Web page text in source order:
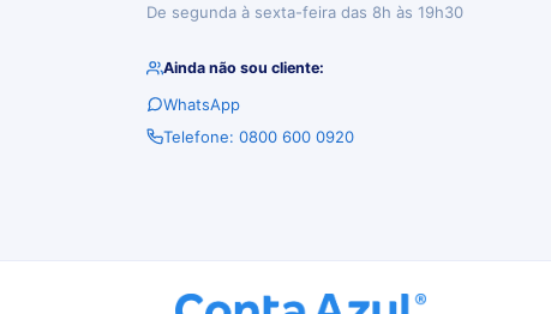
De segunda à sexta-feira das 8h às 19h30
Ainda não sou cliente:
WhatsApp
Telefone: 0800 600 0920